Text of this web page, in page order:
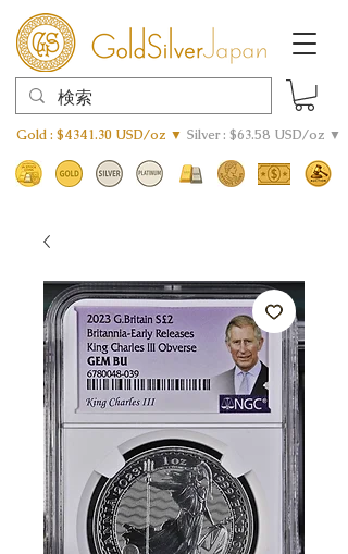
Gold : $4341.30 USD/oz ▼ Silver : $63.58 USD/oz ▼